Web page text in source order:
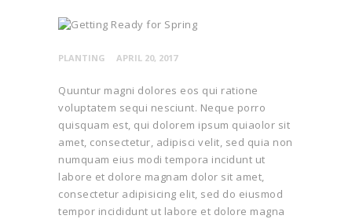
PLANTING APRIL 20, 2017
Quuntur magni dolores eos qui ratione
voluptatem sequi nesciunt. Neque porro
quisquam est, qui dolorem ipsum quiaolor sit
amet, consectetur, adipisci velit, sed quia non
numquam eius modi tempora incidunt ut
labore et dolore magnam dolor sit amet,
consectetur adipisicing elit, sed do eiusmod
tempor incididunt ut labore et dolore magna